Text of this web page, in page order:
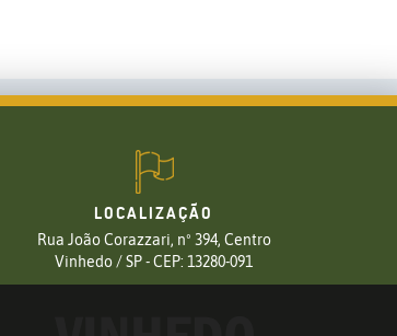
FALE CONOSCO
(19) 3826-7800
LOCALIZAÇÃO
Rua João Corazzari, nº 394, Centro
Vinhedo / SP - CEP: 13280-091